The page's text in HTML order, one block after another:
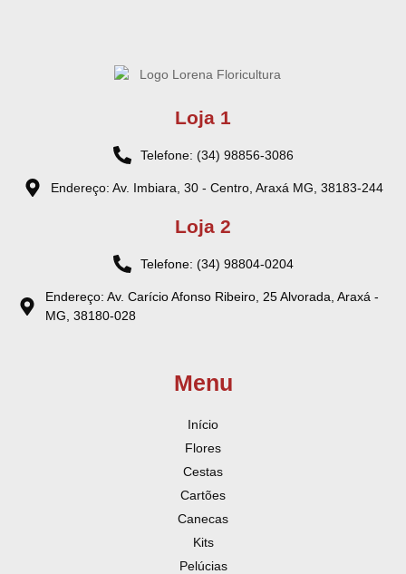
Loja 1
Telefone: (34) 98856-3086
Endereço: Av. Imbiara, 30 - Centro, Araxá MG, 38183-244
Loja 2
Telefone: (34) 98804-0204
Endereço: Av. Carício Afonso Ribeiro, 25 Alvorada, Araxá -
MG, 38180-028
Menu
Início
Flores
Cestas
Cartões
Canecas
Kits
Pelúcias